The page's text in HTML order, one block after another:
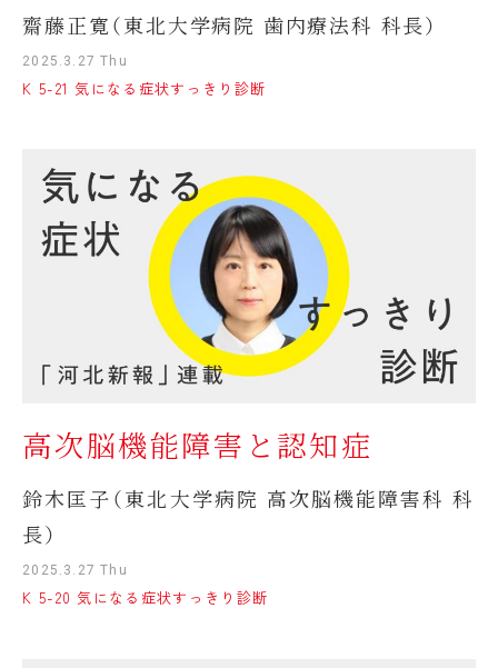
齋藤正寛（東北大学病院 歯内療法科 科長）
2025.3.27 Thu
K 5-21 気になる症状すっきり診断
高次脳機能障害と認知症
鈴木匡子（東北大学病院 高次脳機能障害科 科
長）
2025.3.27 Thu
K 5-20 気になる症状すっきり診断